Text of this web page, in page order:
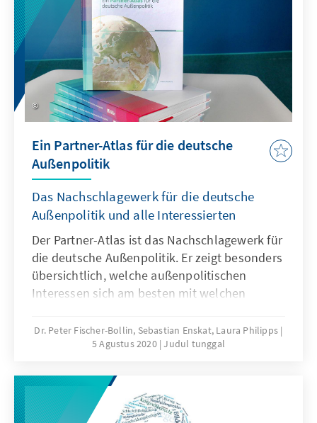
Ein Partner-Atlas für die deutsche
Außenpolitik
Das Nachschlagewerk für die deutsche
Außenpolitik und alle Interessierten
Der Partner-Atlas ist das Nachschlagewerk für
die deutsche Außenpolitik. Er zeigt besonders
übersichtlich, welche außenpolitischen
Interessen sich am besten mit welchen
Hierbei wird ein besonderer Fokus auf
potenzielle Partner-Länder jenseits der NATO
Dr. Peter Fischer-Bollin, Sebastian Enskat, Laura Philipps
5 Agustus 2020 Judul tunggal